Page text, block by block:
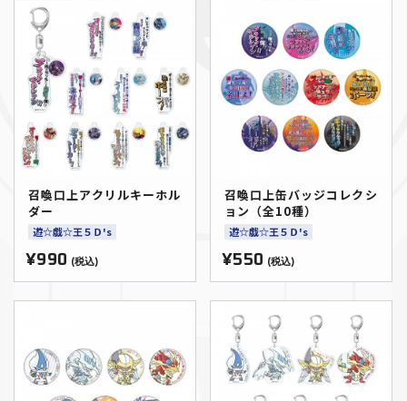
召喚口上アクリルキーホル
ダー
遊☆戯☆王５Ｄ's
¥990 (税込)
召喚口上缶バッジコレクシ
ョン（全10種）
遊☆戯☆王５Ｄ's
¥550 (税込)